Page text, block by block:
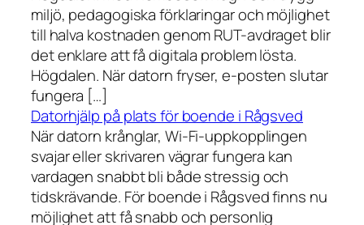
miljö, pedagogiska förklaringar och möjlighet
till halva kostnaden genom RUT-avdraget blir
det enklare att få digitala problem lösta.
Högdalen. När datorn fryser, e-posten slutar
fungera […]
Datorhjälp på plats för boende i Rågsved
När datorn krånglar, Wi-Fi-uppkopplingen
svajar eller skrivaren vägrar fungera kan
vardagen snabbt bli både stressig och
tidskrävande. För boende i Rågsved finns nu
möjlighet att få snabb och personlig